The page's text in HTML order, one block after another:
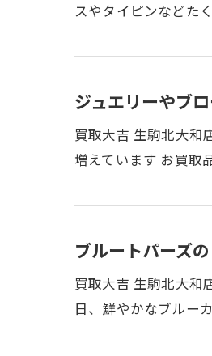
スやタイピンなどた
ジュエリーやブ
買取大吉 生駒北大和
増えています お買取
ブルートパーズ
買取大吉 生駒北大和
日、鮮やかなブルー